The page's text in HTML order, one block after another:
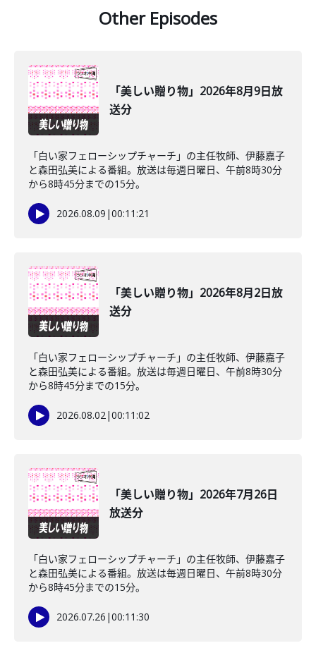
Other Episodes
「美しい贈り物」2026年8月9日放
送分
「白い家フェローシップチャーチ」の主任牧師、伊藤嘉子
と森田弘美による番組。放送は毎週日曜日、午前8時30分
から8時45分までの15分。
2026.08.09 |00:11:21
「美しい贈り物」2026年8月2日放
送分
「白い家フェローシップチャーチ」の主任牧師、伊藤嘉子
と森田弘美による番組。放送は毎週日曜日、午前8時30分
から8時45分までの15分。
2026.08.02|00:11:02
「美しい贈り物」2026年7月26日
放送分
「白い家フェローシップチャーチ」の主任牧師、伊藤嘉子
と森田弘美による番組。放送は毎週日曜日、午前8時30分
から8時45分までの15分。
2026.07.26 |00:11:30